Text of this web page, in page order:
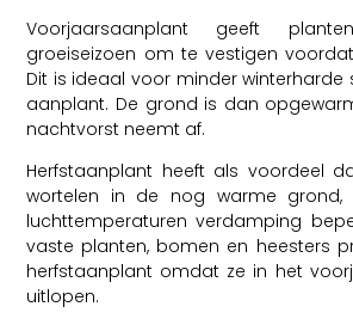
Voorjaarsaanplant geeft
groeiseizoen om te vestigen
Dit is ideaal voor minder winterharde
aanplant. De grond is dan
nachtvorst neemt af.
Herfstaanplant heeft als voordeel
wortelen in de nog warme grond,
luchttemperaturen verdamping
vaste planten, bomen en heesters
herfstaanplant omdat ze in het
uitlopen.